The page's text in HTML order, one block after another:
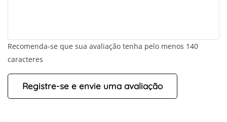
Recomenda-se que sua avaliação tenha pelo menos 140
caracteres